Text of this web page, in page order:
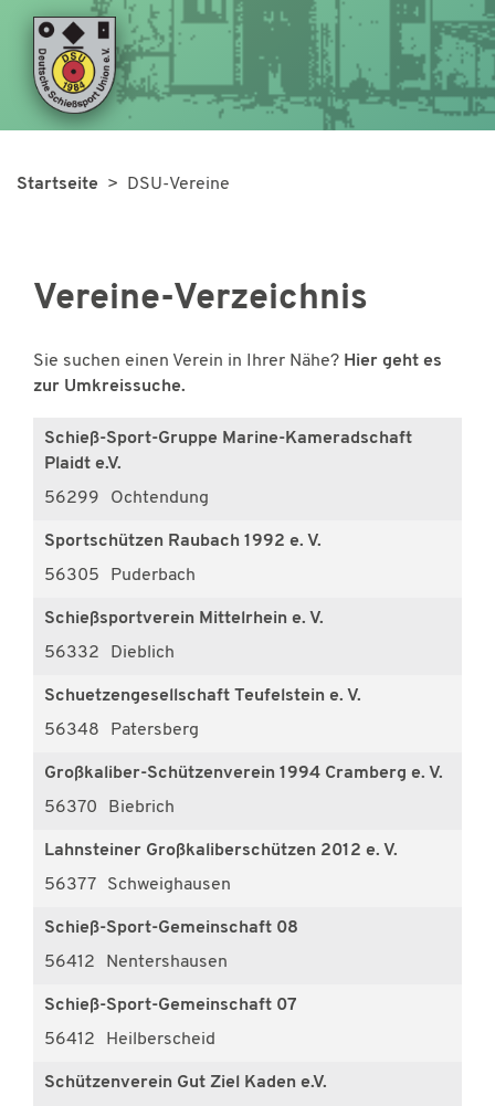
Startseite > DSU-Vereine
Vereine-Verzeichnis
Sie suchen einen Verein in Ihrer Nähe? Hier geht es
zur Umkreissuche.
Schieß-Sport-Gruppe Marine-Kameradschaft
Plaidt e.V.
56299
Ochtendung
Sportschützen Raubach 1992 e. V.
56305
Puderbach
Schießsportverein Mittelrhein e. V.
56332
Dieblich
Schuetzengesellschaft Teufelstein e. V.
56348
Patersberg
Großkaliber-Schützenverein 1994 Cramberg e. V.
56370
Biebrich
Lahnsteiner Großkaliberschützen 2012 e. V.
56377
Schweighausen
Schieß-Sport-Gemeinschaft 08
56412
Nentershausen
Schieß-Sport-Gemeinschaft 07
56412
Heilberscheid
Schützenverein Gut Ziel Kaden e.V.